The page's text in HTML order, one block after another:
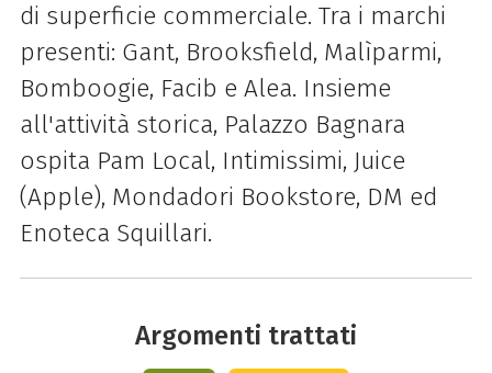
di superficie commerciale. Tra i marchi
presenti: Gant, Brooksfield, Malìparmi,
Bomboogie, Facib e Alea. Insieme
all'attività storica, Palazzo Bagnara
ospita Pam Local, Intimissimi, Juice
(Apple), Mondadori Bookstore, DM ed
Enoteca Squillari.
Argomenti trattati